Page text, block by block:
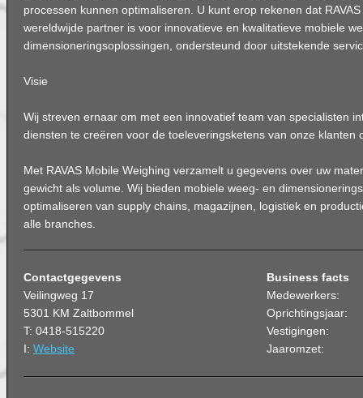
processen kunnen optimaliseren. U kunt erop rekenen dat
wereldwijde partner is voor innovatieve en kwalitatieve mobiele
dimensioneringsoplossingen, ondersteund door uitstekende
Visie
Wij streven ernaar om met een innovatief team van specialisten
diensten te creëren voor de toeleveringsketens van onze klanten
Met RAVAS Mobile Weighing verzamelt u gegevens over uw
gewicht als volume. Wij bieden mobiele weeg- en
optimaliseren van supply chains, magazijnen, logistiek en
alle branches.
Contactgegevens
Veilingweg 17
5301 KM Zaltbommel
T: 0418-515220
I: Website
Business facts
Medewerkers:
Oprichtingsjaar:
Vestigingen:
Jaaromzet: